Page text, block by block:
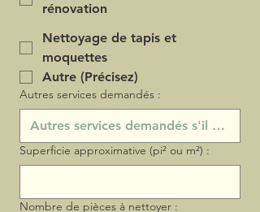
rénovation
Nettoyage de tapis et
moquettes
Autre (Précisez)
Autres services demandés :
Superficie approximative (pi² ou m²) :
Nombre de pièces à nettoyer :